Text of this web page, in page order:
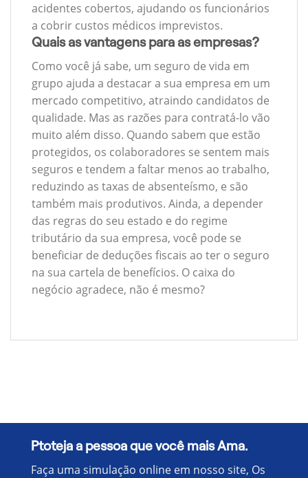
acidentes cobertos, ajudando os funcionários
a cobrir custos médicos imprevistos.
Quais as vantagens para as empresas?
Como você já sabe, um seguro de vida em
grupo ajuda a destacar a sua empresa em um
mercado competitivo, atraindo candidatos de
qualidade. Mas as razões para contratá-lo vão
muito além disso. Quando sabem que estão
protegidos, os colaboradores se sentem mais
seguros e tendem a faltar menos ao trabalho,
reduzindo as taxas de absenteísmo, e são
também mais produtivos. Ainda, a depender
das regras do seu estado e do regime
tributário da sua empresa, você pode se
beneficiar de deduções fiscais ao ter o seguro
na sua cartela de benefícios. O caixa do
negócio agradece, não é mesmo?
Ptoteja a pessoa que você mais Ama.
Faça uma simulação online em nosso site, Os